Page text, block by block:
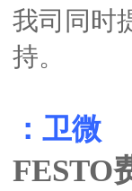
我司同时
持。
：卫微
FESTO